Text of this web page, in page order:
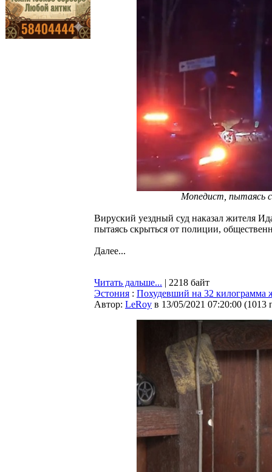
Мопедист, пытаясь
Вируский уездный суд наказал жителя
пытаясь скрыться от полиции,
Далее...
Читать дальше... | 2218 байт
Эстония : Похудевший на 32 килограмма
Автор: LeRoy в 13/05/2021 07:20:00 (1013